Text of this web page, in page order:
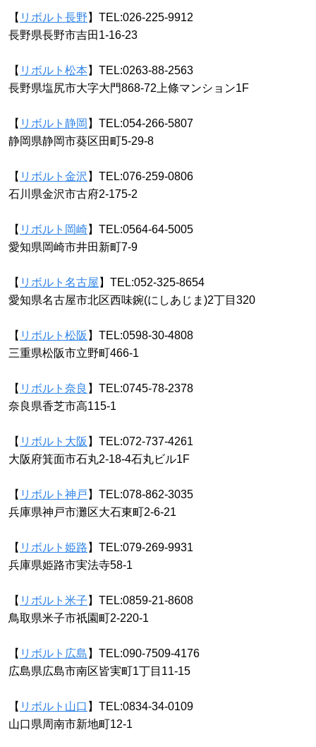
【 リボルト長野 】TEL:026-225-9912
長野県長野市吉田1-16-23
【 リボルト松本 】TEL:0263-88-2563
長野県塩尻市大字大門868-72上條マンション1F
【 リボルト静岡 】TEL:054-266-5807
静岡県静岡市葵区田町5-29-8
【 リボルト金沢 】TEL:076-259-0806
石川県金沢市古府2-175-2
【 リボルト岡崎】TEL:0564-64-5005
愛知県岡崎市井田新町7-9
【 リボルト名古屋 】TEL:052-325-8654
愛知県名古屋市北区西味鋺(にしあじま)2丁目320
【 リボルト松阪 】TEL:0598-30-4808
三重県松阪市立野町466-1
【 リボルト奈良 】TEL:0745-78-2378
奈良県香芝市高115-1
【 リボルト大阪 】TEL:072-737-4261
大阪府箕面市石丸2-18-4石丸ビル1F
【 リボルト神戸 】TEL:078-862-3035
兵庫県神戸市灘区大石東町2-6-21
【 リボルト姫路 】TEL:079-269-9931
兵庫県姫路市実法寺58-1
【 リボルト米子 】TEL:0859-21-8608
鳥取県米子市祇園町2-220-1
【 リボルト広島 】TEL:090-7509-4176
広島県広島市南区皆実町1丁目11-15
【 リボルト山口 】TEL:0834-34-0109
山口県周南市新地町12-1